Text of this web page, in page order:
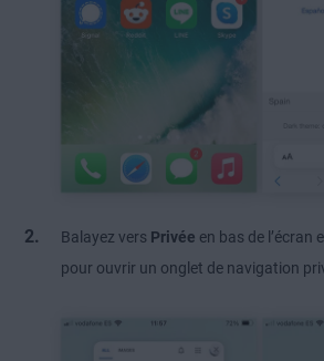
Balayez vers Privée en bas de l’écran
pour ouvrir un onglet de navigation